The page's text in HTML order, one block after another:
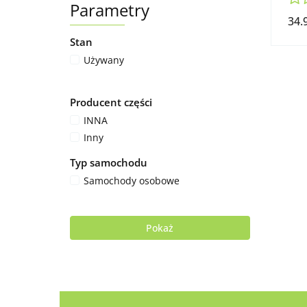
Parametry
Stan
Używany
Producent części
INNA
Inny
Typ samochodu
Samochody osobowe
Pokaż